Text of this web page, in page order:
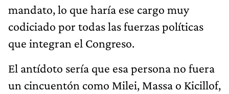
mandato, lo que haría ese cargo muy
codiciado por todas las fuerzas políticas
que integran el Congreso.
El antídoto sería que esa persona no fuera
un cincuentón como Milei, Massa o Kicillof,